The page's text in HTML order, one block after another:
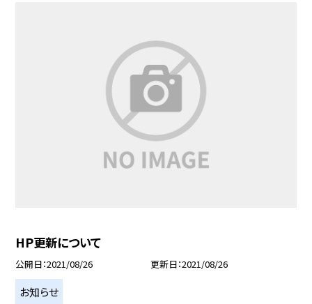
HP更新について
公開日 2021/08/26 更新日 2021/08/26
お知らせ